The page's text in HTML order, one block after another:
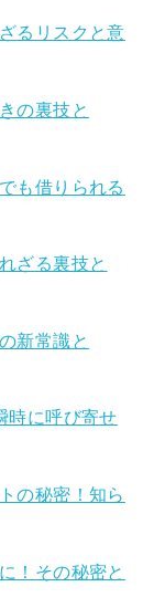
るリスクと意
の裏技と
も借りられる
ざる裏技と
新常識と
時に呼び寄せ
の秘密！知ら
！その秘密と